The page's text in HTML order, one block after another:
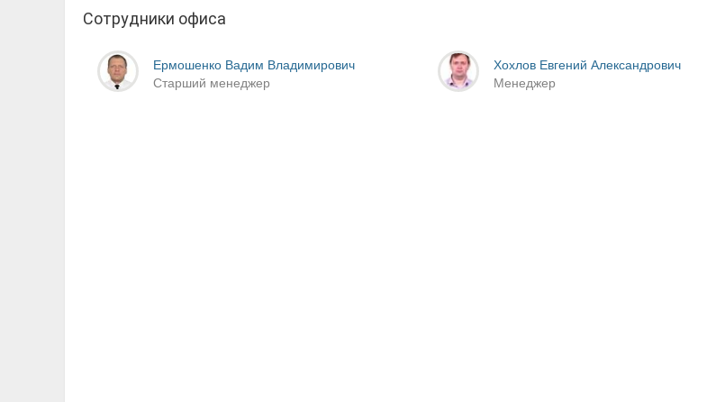
Сотрудники офиса
Ермошенко Вадим Владимирович
Старший менеджер
Хохлов Евгений Александрович
Менеджер